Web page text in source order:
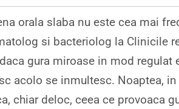
orala slaba nu este cea mai
si bacteriolog la Clinicile
gura miroase in mod regulat
acolo se inmultesc. Noaptea,
chiar deloc, ceea ce provoaca